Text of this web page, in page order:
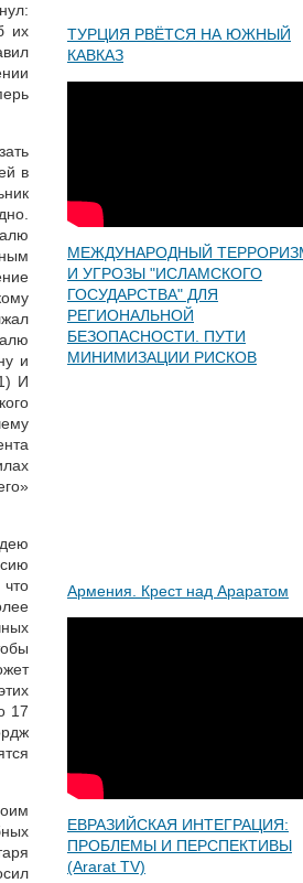
их
в
и
И
17
ТУРЦИЯ РВЁТСЯ НА ЮЖНЫЙ
КАВКАЗ
МЕЖДУНАРОДНЫЙ
И УГРОЗЫ "ИСЛАМСКОГО
ГОСУДАРСТВА" ДЛЯ
РЕГИОНАЛЬНОЙ
БЕЗОПАСНОСТИ. ПУТИ
МИНИМИЗАЦИИ РИСКОВ
Армения. Крест над Араратом
ЕВРАЗИЙСКАЯ ИНТЕГРАЦИЯ:
ПРОБЛЕМЫ И ПЕРСПЕКТИВЫ
(Ararat TV)